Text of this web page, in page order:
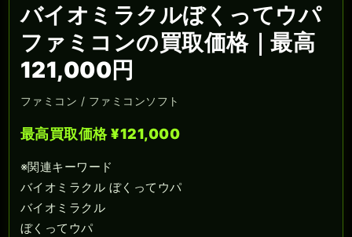
バイオミラクルぼくってウパ
ファミコンの買取価格｜最高
121,000円
ファミコン / ファミコンソフト
最高買取価格 ¥121,000
※関連キーワード
バイオミラクル ぼくってウパ
バイオミラクル
ぼくってウパ